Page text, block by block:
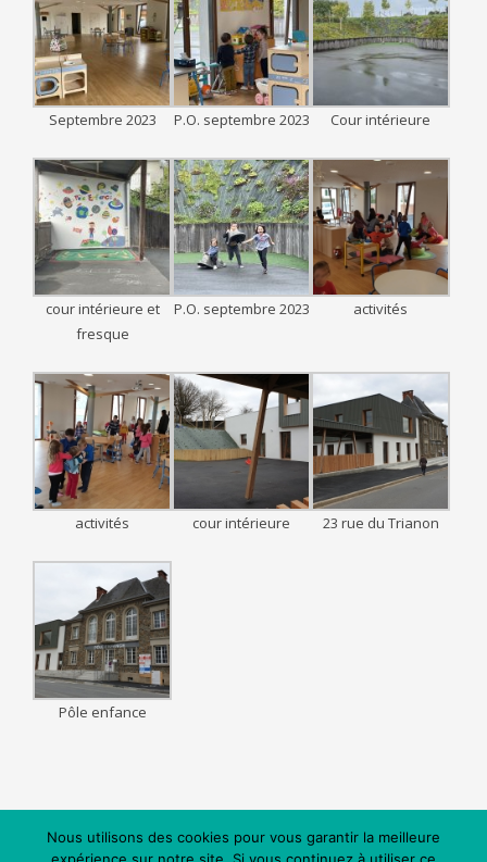
Septembre 2023 P.O. septembre 2023 Cour intérieure
cour intérieure et
fresque
P.O. septembre 2023 activités
activités cour intérieure 23 rue du Trianon
Pôle enfance
Nous utilisons des cookies pour vous garantir la meilleure